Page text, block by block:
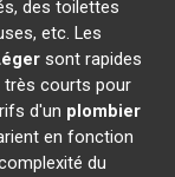
des toilettes
etc. Les
sont rapides
très courts pour
d'un plombier
en fonction
du